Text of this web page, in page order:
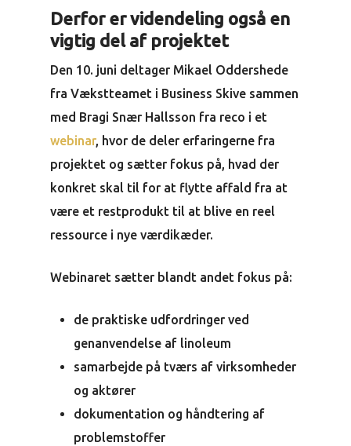
Derfor er videndeling også en
vigtig del af projektet
Den 10. juni deltager Mikael Oddershede
fra Vækstteamet i Business Skive sammen
med Bragi Snær Hallsson fra reco i et
webinar, hvor de deler erfaringerne fra
projektet og sætter fokus på, hvad der
konkret skal til for at flytte affald fra at
være et restprodukt til at blive en reel
ressource i nye værdikæder.
Webinaret sætter blandt andet fokus på:
de praktiske udfordringer ved
genanvendelse af linoleum
samarbejde på tværs af virksomheder
og aktører
dokumentation og håndtering af
problemstoffer